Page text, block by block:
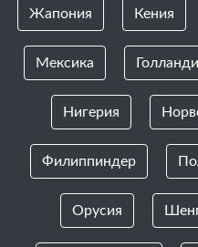
Жапония Кения
Мексика
Нигерия
Филиппиндер
Орусия